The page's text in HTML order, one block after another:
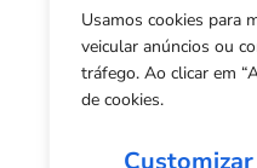
Usamos cookies para
veicular anúncios ou
tráfego. Ao clicar em
de cookies.
Customizar